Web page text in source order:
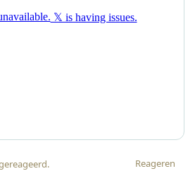
Reageren
.